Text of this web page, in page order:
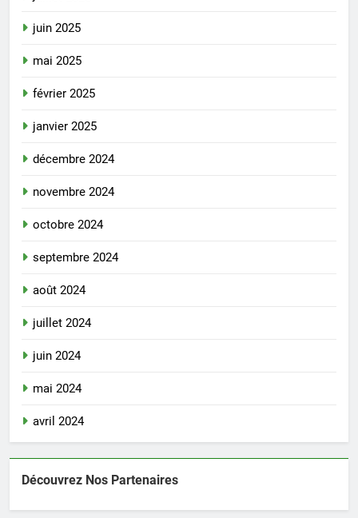
juin 2025
mai 2025
février 2025
janvier 2025
décembre 2024
novembre 2024
octobre 2024
septembre 2024
août 2024
juillet 2024
juin 2024
mai 2024
avril 2024
Découvrez Nos Partenaires